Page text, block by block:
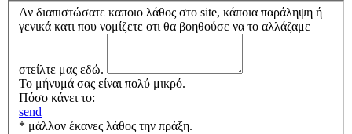
Αν διαπιστώσατε καποιο λάθος στο site, κάποια παράληψη ή
γενικά κατι που νομίζετε οτι θα βοηθούσε να το αλλάζαμε
στείλτε μας εδώ.
Το μήνυμά σας είναι πολύ μικρό.
Πόσο κάνει το:
send
* μάλλον έκανες λάθος την πράξη.